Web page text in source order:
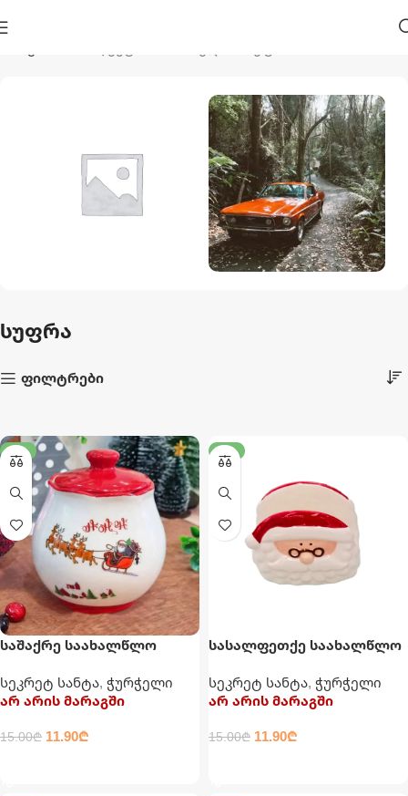
სუფრა
ფილტრები
-21%
საშაქრე საახალწლო
სეკრეტ სანტა, ჭურჭელი
არ არის მარაგში
15.00₾ 11.90₾
-21%
სასალფეთქე საახალწლო
სეკრეტ სანტა, ჭურჭელი
არ არის მარაგში
15.00₾ 11.90₾